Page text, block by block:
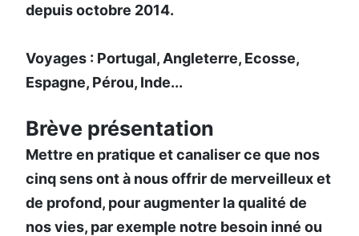
depuis octobre 2014.
Voyages : Portugal, Angleterre, Ecosse,
Espagne, Pérou, Inde...
Brève présentation
Mettre en pratique et canaliser ce que nos
cinq sens ont à nous offrir de merveilleux et
de profond, pour augmenter la qualité de
nos vies, par exemple notre besoin inné ou